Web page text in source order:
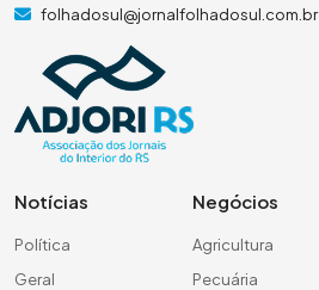
folhadosul@jornalfolhadosul.com.br
Notícias
Política
Geral
Negócios
Agricultura
Pecuária